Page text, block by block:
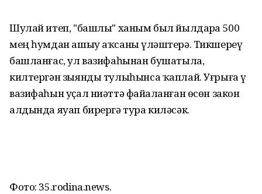
Шулай итеп, "башлы" ханым был йылдарҙа 500
мең һумдан ашыу аҡсаны үҙләштерә. Тикшереү
башланғас, ул вазифаһынан бушатыла,
килтергән зыянды тулыһынса ҡаплай. Уғрыға үҙ
вазифаһын уҫал ниәттә файҙаланған өсөн закон
алдында яуап бирергә тура киләсәк.
Фото: 35.rodina.news.